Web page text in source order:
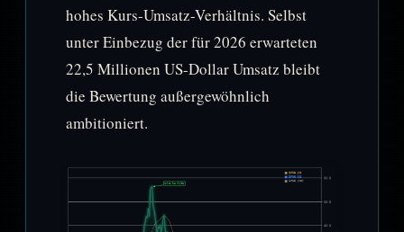
hohes Kurs-Umsatz-Verhältnis. Selbst
unter Einbezug der für 2026 erwarteten
22,5 Millionen US-Dollar Umsatz bleibt
die Bewertung außergewöhnlich
ambitioniert.